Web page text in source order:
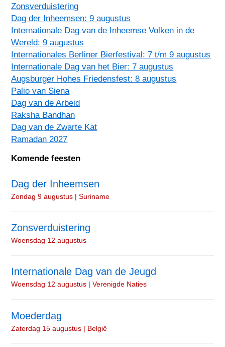
Zonsverduistering
Dag der Inheemsen: 9 augustus
Internationale Dag van de Inheemse Volken in de
Wereld: 9 augustus
Internationales Berliner Bierfestival: 7 t/m 9 augustus
Internationale Dag van het Bier: 7 augustus
Augsburger Hohes Friedensfest: 8 augustus
Palio van Siena
Dag van de Arbeid
Raksha Bandhan
Dag van de Zwarte Kat
Ramadan 2027
Komende feesten
Dag der Inheemsen
Zondag 9 augustus | Suriname
Zonsverduistering
Woensdag 12 augustus
Internationale Dag van de Jeugd
Woensdag 12 augustus | Verenigde Naties
Moederdag
Zaterdag 15 augustus | België